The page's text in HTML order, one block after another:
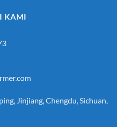
KAMI
Jinjiang, Chengdu, Sichuan,